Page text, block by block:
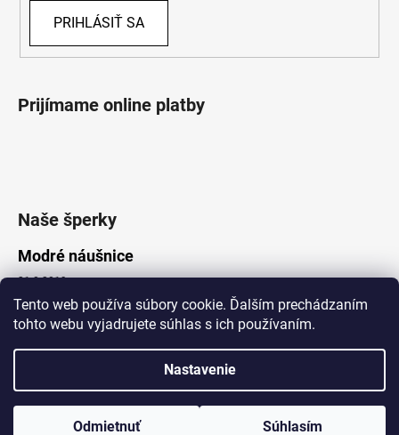
Tento web používa súbory cookie. Ďalším prechádzaním
tohto webu vyjadrujete súhlas s ich používaním.
Nastavenie
Odmietnuť Súhlasím
www.Lotka.sk - najkrajšie šperky za dobré ceny. Pri nákupe nad 50€
poštovné zdarma. Nakupujte s dôverou - naša spoločnosť je s
PRIHLÁSIŤ SA
Prijímame online platby
Naše šperky
Modré náušnice
21.8.2019
Vytvoril Shoptet
Lotka.sk. Všetky práva vyhradené.
Upraviť nastavenie cookies